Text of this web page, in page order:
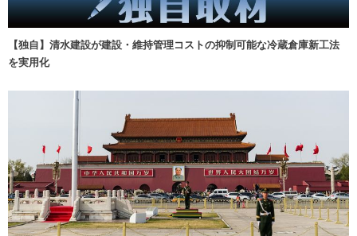
【独自】清水建設が建設・維持管理コストの抑制可能な冷蔵倉庫新工法
を実用化